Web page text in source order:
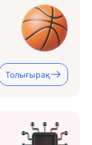
Толығырақ